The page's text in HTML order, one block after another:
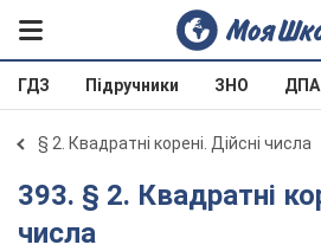
ГДЗ Підручники ЗНО ДПА
§ 2. Квадратні корені. Дійсні числа
393. § 2. Квадратні корені. Дійсні
числа